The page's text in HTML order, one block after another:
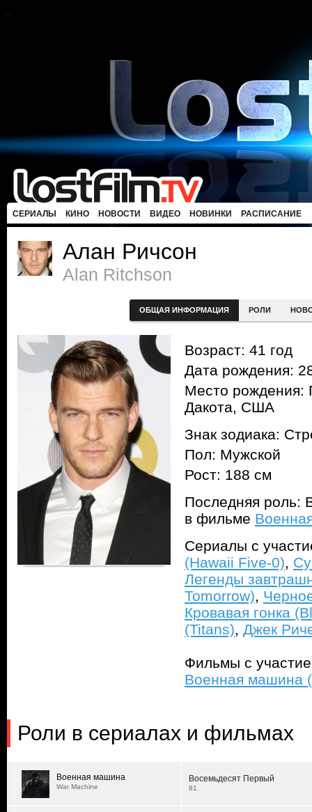
СЕРИАЛЫ КИНО НОВОСТИ ВИДЕО НОВИНКИ РАСПИСАНИЕ
Алан Ричсон
Alan Ritchson
ОБЩАЯ ИНФОРМАЦИЯ РОЛИ
Возраст: 41 год
Дата рождения:
Место рождения:
Дакота, США
Знак зодиака:
Пол: Мужской
Рост: 188 см
Последняя роль:
в фильме
Сериалы с
(Hawaii Five-0),
Легенды
Tomorrow),
Кровавая гонка
(Titans), Джек
Фильмы с
Военная машина
Роли в сериалах и фильмах
Военная машина
War Machine
Восемьдесят Первый
81